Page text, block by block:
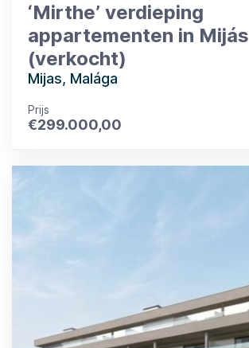
‘Mirthe’ verdieping
appartementen in Mijás
(verkocht)
Mijas, Malága
Prijs
€299.000,00